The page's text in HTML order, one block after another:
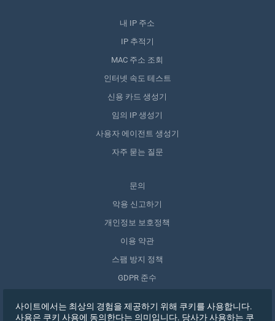
내 IP 주소
IP 추적기
MAC 주소 조회
인터넷 속도 테스트
신용 카드 생성기
임의 IP 생성기
사용자 에이전트 생성기
자주 묻는 질문
문의
악용 신고하기
개인정보 보호정책
이용 약관
스팸 방지 정책
GDPR 준수
동의 철회
사이트에서는 최상의 경험을 제공하기 위해 쿠키를 사용합니다.
사용은 쿠키 사용에 동의한다는 의미입니다. 당사가 사용하는 쿠